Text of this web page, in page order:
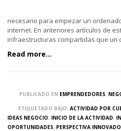
necesario para empezar un
internet. En anteriores artículos de
infraestructuras compartidas que un
Read more...
PUBLICADO EN EMPRENDEDORES,
ETIQUETADO BAJO: ACTIVIDAD POR
IDEAS NEGOCIO, INICIO DE LA ACTIVIDAD,
OPORTUNIDADES, PERSPECTIVA